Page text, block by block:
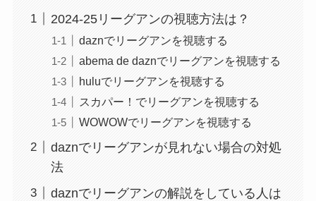
2024-25リーグアンの視聴方法は？
daznでリーグアンを視聴する
abema de daznでリーグアンを視聴する
huluでリーグアンを視聴する
スカパー！でリーグアンを視聴する
WOWOWでリーグアンを視聴する
daznでリーグアンが見れない場合の対処
法
daznでリーグアンの解説をしている人は